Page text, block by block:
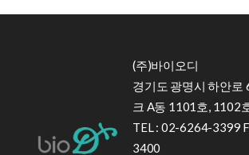
(주)바이오디
경기도 광명시 하안로
크 A동 1101호, 1102
TEL : 02-6264-3399
3400